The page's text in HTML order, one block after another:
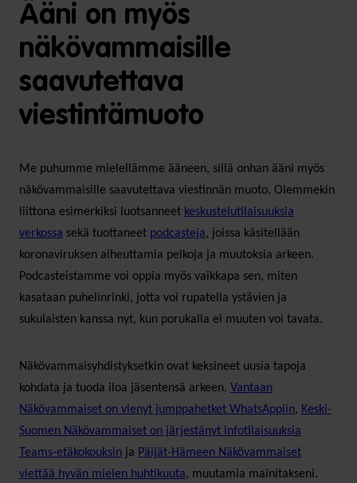
Ääni on myös
näkövammaisille
saavutettava
viestintämuoto
Me puhumme mielellämme ääneen, sillä onhan ääni myös
näkövammaisille saavutettava viestinnän muoto. Olemmekin
liittona esimerkiksi luotsanneet keskustelutilaisuuksia
verkossa sekä tuottaneet podcasteja, joissa käsitellään
koronaviruksen aiheuttamia pelkoja ja muutoksia arkeen.
Podcasteistamme voi oppia myös vaikkapa sen, miten
kasataan puhelinrinki, jotta voi rupatella ystävien ja
sukulaisten kanssa nyt, kun porukalla ei muuten voi tavata.
Näkövammaisyhdistyksetkin ovat keksineet uusia tapoja
kohdata ja tuoda iloa jäsentensä arkeen. Vantaan
Näkövammaiset on vienyt jumppahetket WhatsAppiin, Keski-
Suomen Näkövammaiset on järjestänyt infotilaisuuksia
Teams-etäkokouksin ja Päijät-Hämeen Näkövammaiset
viettää hyvän mielen huhtikuuta, muutamia mainitakseni.